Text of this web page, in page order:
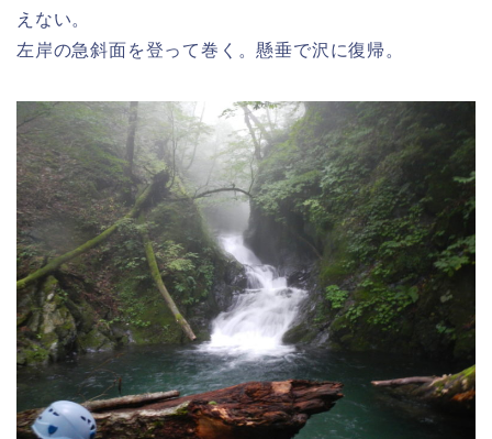
えない。
左岸の急斜面を登って巻く。懸垂で沢に復帰。